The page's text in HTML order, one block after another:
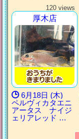
120 views
厚木店
6月18日 (木)
ペルヴィカタエニ
アータス ナイジ
ェリアレッド …